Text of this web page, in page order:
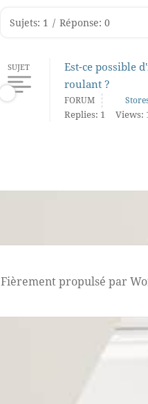
Sujets: 1 / Réponse: 0
SUJET
Est-ce possible
roulant ?
FORUM
Replies: 1 Views:
Fièrement propulsé par